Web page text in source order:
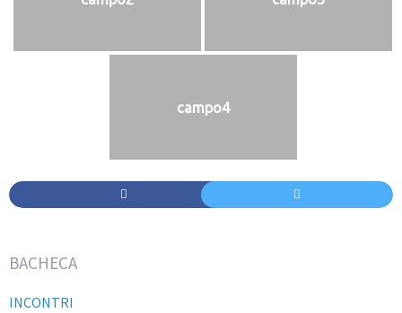
campo4
BACHECA
INCONTRI